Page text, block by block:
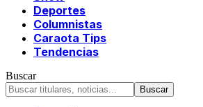
Deportes
Columnistas
Caraota Tips
Tendencias
Buscar